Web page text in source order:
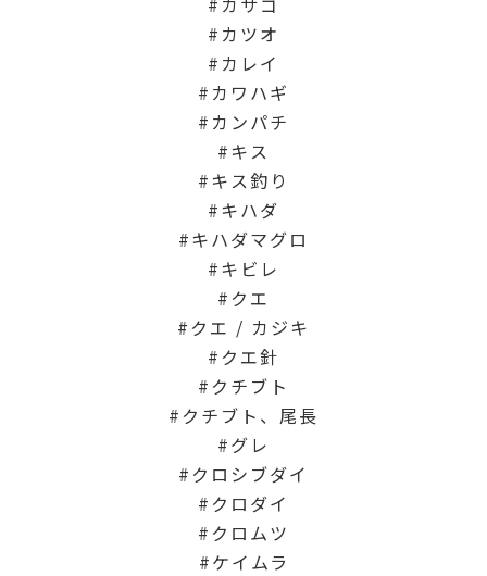
カツオ
カレイ
カワハギ
カンパチ
キス
キス釣り
キハダ
キハダマグロ
キビレ
クエ
クエ / カジキ
クエ針
クチブト
クチブト、尾長
グレ
クロシブダイ
クロダイ
クロムツ
ケイムラ